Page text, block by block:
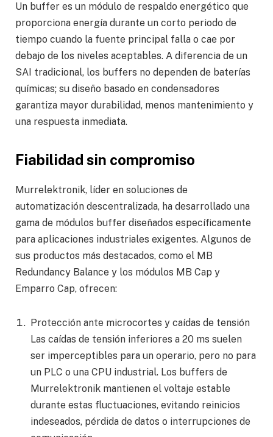
Un buffer es un módulo de respaldo energético que
proporciona energía durante un corto periodo de
tiempo cuando la fuente principal falla o cae por
debajo de los niveles aceptables. A diferencia de un
SAI tradicional, los buffers no dependen de baterías
químicas; su diseño basado en condensadores
garantiza mayor durabilidad, menos mantenimiento y
una respuesta inmediata.
Fiabilidad sin compromiso
Murrelektronik, líder en soluciones de
automatización descentralizada, ha desarrollado una
gama de módulos buffer diseñados específicamente
para aplicaciones industriales exigentes. Algunos de
sus productos más destacados, como el MB
Redundancy Balance y los módulos MB Cap y
Emparro Cap, ofrecen:
Protección ante microcortes y caídas de tensión
Las caídas de tensión inferiores a 20 ms suelen
ser imperceptibles para un operario, pero no para
un PLC o una CPU industrial. Los buffers de
Murrelektronik mantienen el voltaje estable
durante estas fluctuaciones, evitando reinicios
indeseados, pérdida de datos o interrupciones de